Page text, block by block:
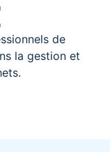
de
la gestion et